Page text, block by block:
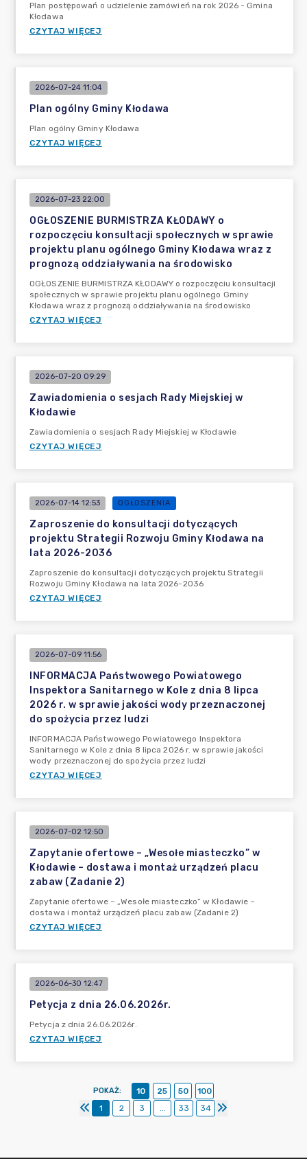
Plan postępowań o udzielenie zamówień na rok 2026 - Gmina
Kłodawa
CZYTAJ WIĘCEJ
2026-07-24 11:04
Plan ogólny Gminy Kłodawa
Plan ogólny Gminy Kłodawa
CZYTAJ WIĘCEJ
2026-07-23 22:00
OGŁOSZENIE BURMISTRZA KŁODAWY o
rozpoczęciu konsultacji społecznych w sprawie
projektu planu ogólnego Gminy Kłodawa wraz z
prognozą oddziaływania na środowisko
OGŁOSZENIE BURMISTRZA KŁODAWY o rozpoczęciu konsultacji
społecznych w sprawie projektu planu ogólnego Gminy
Kłodawa wraz z prognozą oddziaływania na środowisko
CZYTAJ WIĘCEJ
2026-07-20 09:29
Zawiadomienia o sesjach Rady Miejskiej w
Kłodawie
Zawiadomienia o sesjach Rady Miejskiej w Kłodawie
CZYTAJ WIĘCEJ
2026-07-14 12:53 OGŁOSZENIA
Zaproszenie do konsultacji dotyczących
projektu Strategii Rozwoju Gminy Kłodawa na
lata 2026-2036
Zaproszenie do konsultacji dotyczących projektu Strategii
Rozwoju Gminy Kłodawa na lata 2026-2036
CZYTAJ WIĘCEJ
2026-07-09 11:56
INFORMACJA Państwowego Powiatowego
Inspektora Sanitarnego w Kole z dnia 8 lipca
2026 r. w sprawie jakości wody przeznaczonej
do spożycia przez ludzi
INFORMACJA Państwowego Powiatowego Inspektora
Sanitarnego w Kole z dnia 8 lipca 2026 r. w sprawie jakości
wody przeznaczonej do spożycia przez ludzi
CZYTAJ WIĘCEJ
2026-07-02 12:50
Zapytanie ofertowe – „Wesołe miasteczko” w
Kłodawie – dostawa i montaż urządzeń placu
zabaw (Zadanie 2)
Zapytanie ofertowe – „Wesołe miasteczko” w Kłodawie –
dostawa i montaż urządzeń placu zabaw (Zadanie 2)
CZYTAJ WIĘCEJ
2026-06-30 12:47
Petycja z dnia 26.06.2026r.
Petycja z dnia 26.06.2026r.
CZYTAJ WIĘCEJ
POKAŻ: 10 25 50
100
1
2 3 ... 33 34